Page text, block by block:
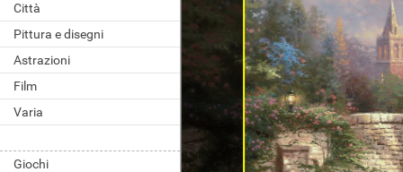
Città
Pittura e disegni
Astrazioni
Film
Varia
Giochi